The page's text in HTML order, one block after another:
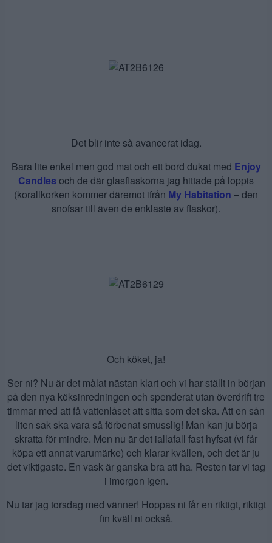
Det blir inte så avancerat idag.
Bara lite enkel men god mat och ett bord dukat med Enjoy
Candles och de där glasflaskorna jag hittade på loppis
(korallkorken kommer däremot ifrån My Habitation – den
snofsar till även de enklaste av flaskor).
Och köket, ja!
Ser ni? Nu är det målat nästan klart och vi har ställt in början
på den nya köksinredningen och spenderat utan överdrift tre
timmar med att få vattenlåset att sitta som det ska. Att en sån
liten sak ska vara så förbenat smusslig! Man kan ju börja
skratta för mindre. Men nu är det iallafall fast hyfsat (vi får
köpa ett annat varumärke) och klarar kvällen, och det är ju
det viktigaste. En vask är ganska bra att ha. Resten tar vi tag
i imorgon igen.
Nu tar jag torsdag med vänner! Hoppas ni får en riktigt, riktigt
fin kväll ni också.